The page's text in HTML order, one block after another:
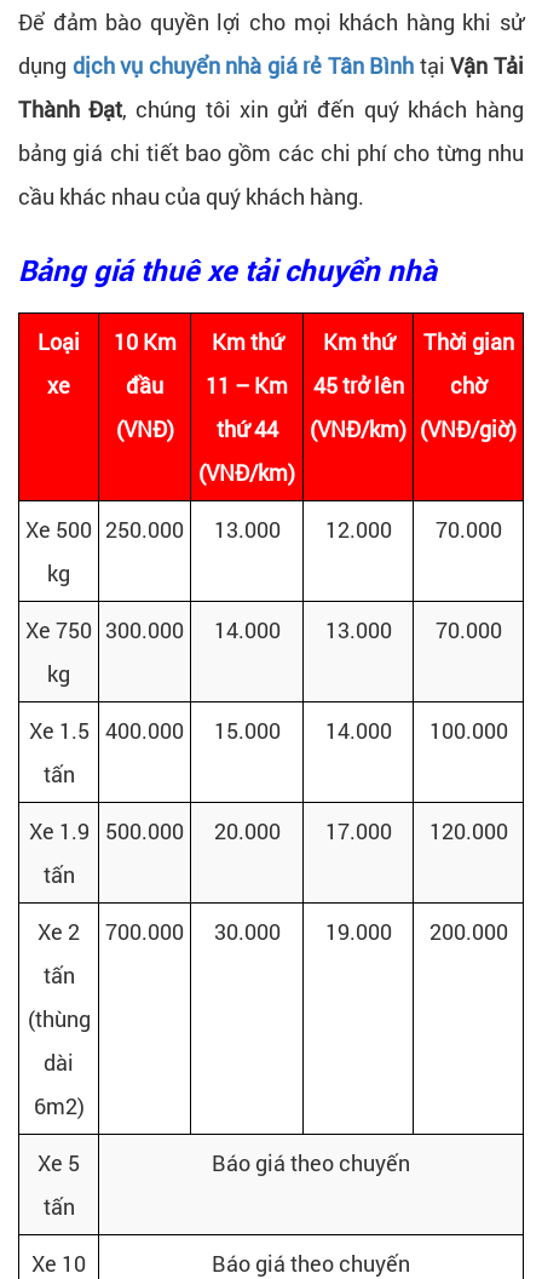
Để đảm bào quyền lợi cho mọi khách hàng khi sử
dụng dịch vụ chuyển nhà giá rẻ Tân Bình tạiVận Tải
Thành Đạt, chúng tôi xin gửi đến quý khách hàng
bảng giá chi tiết bao gồm các chi phí cho từng nhu
cầu khác nhau của quý khách hàng.
Bảng giá thuê xe tải chuyển nhà
Loại
xe
10 Km
đầu
(VNĐ)
Km thứ
11 – Km
thứ 44
(VNĐ/km)
Km thứ
45 trở lên
(VNĐ/km)
Thời gian
chờ
(VNĐ/giờ)
Xe 500
kg
250.000 13.000 12.000 70.000
Xe 750
kg
300.000 14.000 13.000 70.000
Xe 1.5
tấn
400.000 15.000 14.000 100.000
Xe 1.9
tấn
500.000 20.000 17.000 120.000
Xe 2
tấn
(thùng
dài
6m2)
700.000 30.000 19.000 200.000
Xe 5
tấn
Báo giá theo chuyến
Xe 10
Báo giá theo chuyến